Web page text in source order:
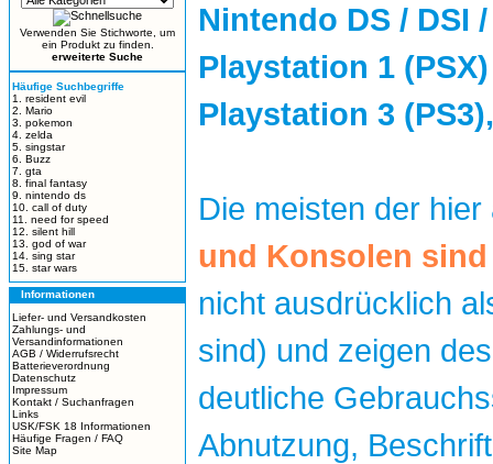
Verwenden Sie Stichworte, um
ein Produkt zu finden.
erweiterte Suche
Häufige Suchbegriffe
1. resident evil
2. Mario
3. pokemon
4. zelda
5. singstar
6. Buzz
7. gta
8. final fantasy
9. nintendo ds
10. call of duty
11. need for speed
12. silent hill
13. god of war
14. sing star
15. star wars
Informationen
Liefer- und Versandkosten
Zahlungs- und
Versandinformationen
AGB / Widerrufsrecht
Batterieverordnung
Datenschutz
Impressum
Kontakt / Suchanfragen
Links
USK/FSK 18 Informationen
Häufige Fragen / FAQ
Site Map
Nintendo DS / DSI
Playstation 1
Playstation 3
Die meisten der
und Konsolen
nicht ausdrücklich
sind) und zeigen
deutliche
Abnutzung,